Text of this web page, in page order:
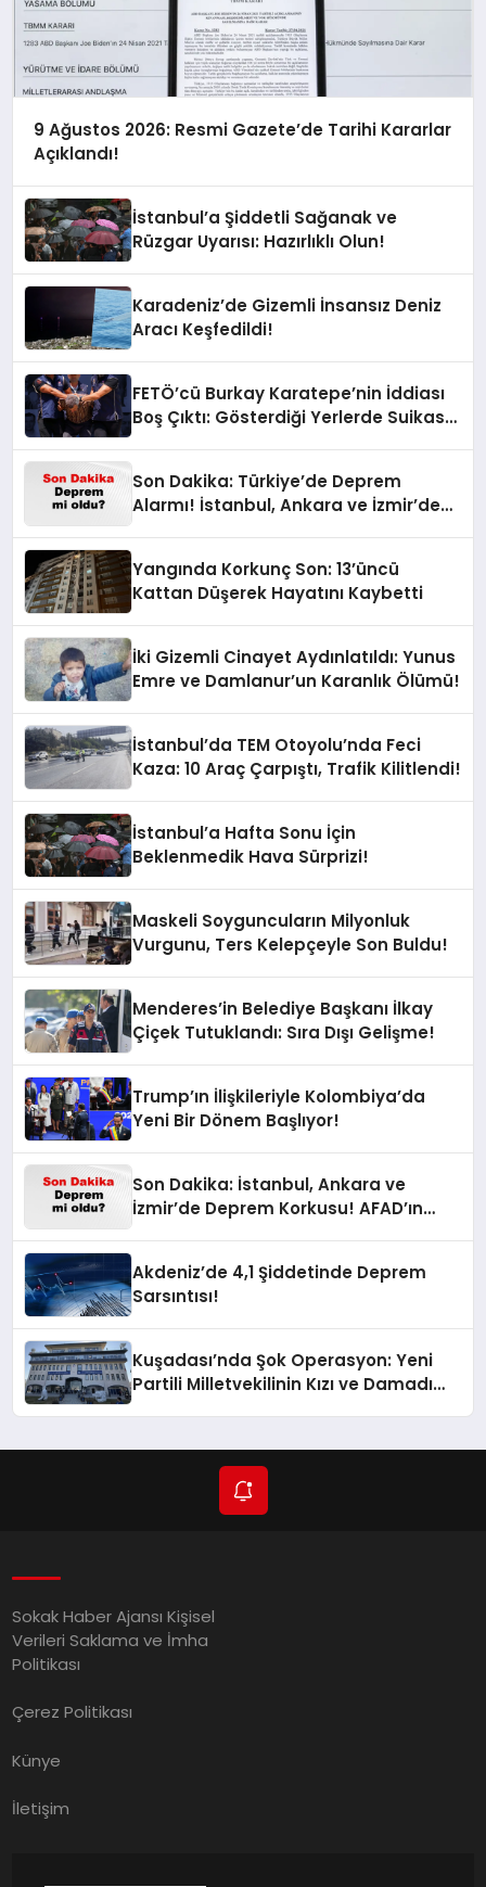
9 Ağustos 2026: Resmi Gazete’de Tarihi Kararlar
Açıklandı!
İstanbul’a Şiddetli Sağanak ve
Rüzgar Uyarısı: Hazırlıklı Olun!
Karadeniz’de Gizemli İnsansız Deniz
Aracı Keşfedildi!
FETÖ’cü Burkay Karatepe’nin İddiası
Boş Çıktı: Gösterdiği Yerlerde Suikast
Son Dakika: Türkiye’de Deprem
Alarmı! İstanbul, Ankara ve İzmir’de
Yangında Korkunç Son: 13’üncü
Kattan Düşerek Hayatını Kaybetti
İki Gizemli Cinayet Aydınlatıldı: Yunus
Emre ve Damlanur’un Karanlık Ölümü!
İstanbul’da TEM Otoyolu’nda Feci
Kaza: 10 Araç Çarpıştı, Trafik Kilitlendi!
İstanbul’a Hafta Sonu İçin
Beklenmedik Hava Sürprizi!
Maskeli Soyguncuların Milyonluk
Vurgunu, Ters Kelepçeyle Son Buldu!
Menderes’in Belediye Başkanı İlkay
Çiçek Tutuklandı: Sıra Dışı Gelişme!
Trump’ın İlişkileriyle Kolombiya’da
Yeni Bir Dönem Başlıyor!
Son Dakika: İstanbul, Ankara ve
İzmir’de Deprem Korkusu! AFAD’ın
Akdeniz’de 4,1 Şiddetinde Deprem
Sarsıntısı!
Kuşadası’nda Şok Operasyon: Yeni
Partili Milletvekilinin Kızı ve Damadı
Sokak Haber Ajansı Kişisel
Verileri Saklama ve İmha
Politikası
Çerez Politikası
Künye
İletişim